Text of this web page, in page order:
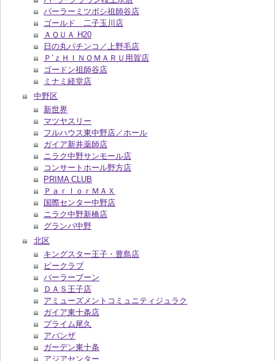
パーラーミツボシ祖師谷店
ゴールド 二子玉川店
ＡＱＵＡ H20
日の丸パチンコ／上野毛店
Ｐ’ｚＨＩＮＯＭＡＲＵ用賀店
ゴードン祖師谷店
ミナミ経堂店
中野区
新世界
マツヤスリー
フルハウス東中野店／ホール
ガイア新井薬師店
ニラク中野サンモール店
コンサートホール野方店
PRIMA CLUB
ＰａｒｌｏｒＭＡＸ
国際センター中野店
ニラク中野新橋店
グランパ中野
北区
キングスター王子・豊島店
ピークラブ
パーラーブーン
ＤＡＳ王子店
アミューズメントコミュニティジュラク
ガイア東十条店
プライム尾久
アバンザ
ガーデン東十条
アジアセンター